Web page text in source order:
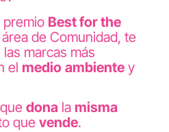
premio Best for the
de Comunidad, te
marcas más
el medio ambiente y
dona la misma
que vende.